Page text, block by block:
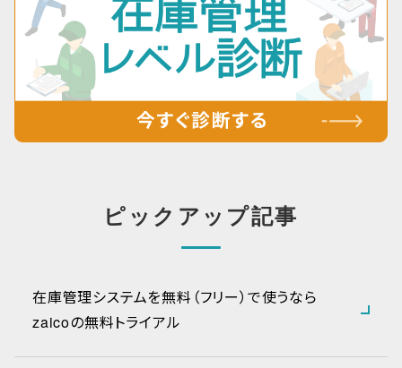
ピックアップ記事
在庫管理システムを無料（フリー）で使うなら
zaicoの無料トライアル